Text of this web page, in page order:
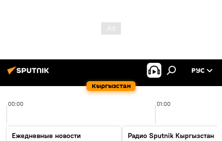
Кыргызстан
РУС
00:00 01:00
Ежедневные новости
Радио Sputnik Кыргызстан